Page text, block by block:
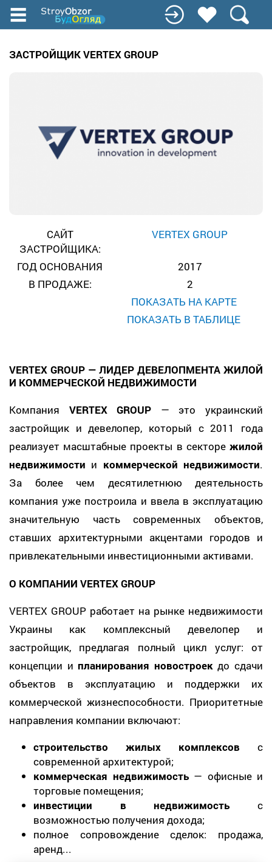
Перейти
содержанию
ЗАСТРОЙЩИК VERTEX GROUP
САЙТ
ЗАСТРОЙЩИКА:
VERTEX GROUP
ГОД ОСНОВАНИЯ
2017
В ПРОДАЖЕ:
2
ПОКАЗАТЬ НА КАРТЕ
ПОКАЗАТЬ В ТАБЛИЦЕ
VERTEX GROUP — ЛИДЕР ДЕВЕЛОПМЕНТА ЖИЛОЙ
И КОММЕРЧЕСКОЙ НЕДВИЖИМОСТИ
Компания VERTEX GROUP — это украинский
застройщик и девелопер, который с 2011 года
реализует масштабные проекты в секторе жилой
недвижимости и коммерческой недвижимости.
За более чем десятилетнюю деятельность
компания уже построила и ввела в эксплуатацию
значительную часть современных объектов,
ставших архитектурными акцентами городов и
привлекательными инвестиционными активами.
О КОМПАНИИ VERTEX GROUP
VERTEX GROUP работает на рынке недвижимости
Украины как комплексный девелопер и
застройщик, предлагая полный цикл услуг: от
концепции ипланирования новостроекдо сдачи
объектов в эксплуатацию и поддержки их
коммерческой жизнеспособности. Приоритетные
направления компании включают:
строительство жилых комплексов с
современной архитектурой;
коммерческая недвижимость— офисные и
торговые помещения;
инвестиции в недвижимость с
возможностью получения дохода;
полное сопровождение сделок: продажа,
аренд...